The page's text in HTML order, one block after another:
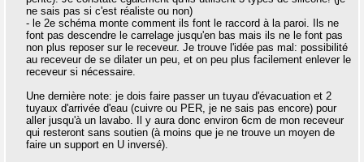
ne sais pas si c'est réaliste ou non)
- le 2e schéma monte comment ils font le raccord à la paroi. Ils ne
font pas descendre le carrelage jusqu'en bas mais ils ne le font pas
non plus reposer sur le receveur. Je trouve l'idée pas mal: possibilité
au receveur de se dilater un peu, et on peu plus facilement enlever le
receveur si nécessaire.
Une dernière note: je dois faire passer un tuyau d'évacuation et 2
tuyaux d'arrivée d'eau (cuivre ou PER, je ne sais pas encore) pour
aller jusqu'à un lavabo. Il y aura donc environ 6cm de mon receveur
qui resteront sans soutien (à moins que je ne trouve un moyen de
faire un support en U inversé).